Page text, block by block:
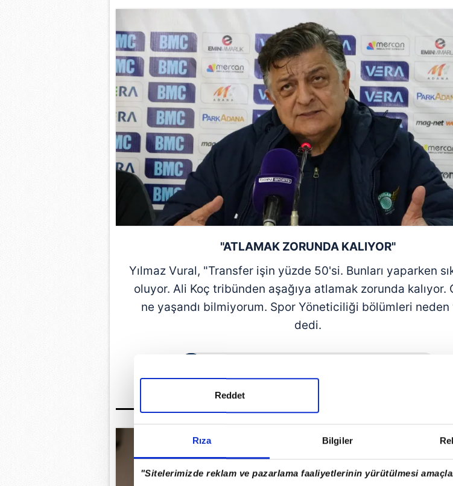
Rıza Bilgiler
"Sitelerimizde reklam ve pazarlama faaliyetlerinin yürütülmesi
Reddet
"ATLAMAK ZORUNDA KALIYOR"
Yılmaz Vural, "Transfer işin yüzde 50'si. Bunları yaparken
oluyor.Ali Koç tribünden aşağıya atlamak zorunda kalıyor.
ne yaşandı bilmiyorum. Spor Yöneticiliği bölümleri neden
dedi.